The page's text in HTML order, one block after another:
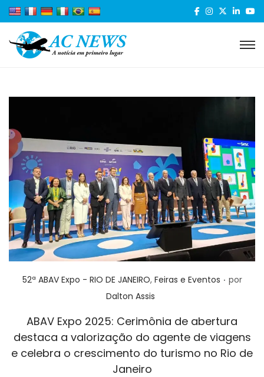
Posted in
52ª ABAV Expo - RIO DE JANEIRO, Feiras e Eventos . por
Dalton Assis
ABAV Expo 2025: Cerimônia de abertura
destaca a valorização do agente de viagens
e celebra o crescimento do turismo no Rio de
Janeiro